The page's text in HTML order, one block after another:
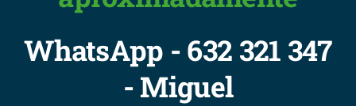
WhatsApp - 632 321 347
- Miguel